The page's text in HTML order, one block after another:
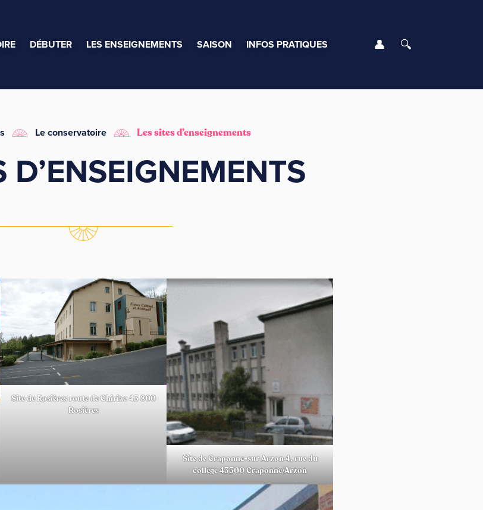
DÉBUTER LES ENSEIGNEMENTS SAISON INFOS PRATIQUES Se connecter
Le conservatoire Les sites d’enseignements
D’ENSEIGNEMENTS
Site de Rosières route de Chiriac 43 800
Rosières
Site de Craponne-sur Arzon 4, rue du
collège 43500 Craponne/Arzon